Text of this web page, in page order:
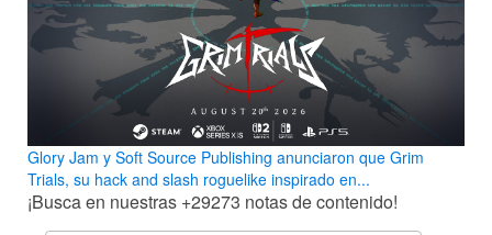
Glory Jam y Soft Source Publishing anunciaron que Grim
Trials, su hack and slash roguelike inspirado en...
¡Busca en nuestras +29273 notas de contenido!